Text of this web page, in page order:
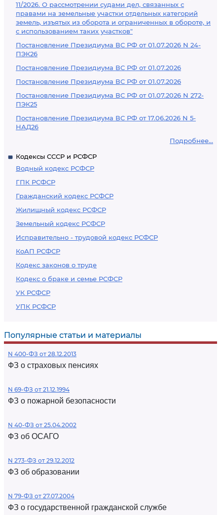
11/2026. О рассмотрении судами дел, связанных с
правами на земельные участки отдельных категорий
земель, изъятых из оборота и ограниченных в обороте, и
с использованием таких участков"
Постановление Президиума ВС РФ от 01.07.2026 N 24-
ПЭК26
Постановление Президиума ВС РФ от 01.07.2026
Постановление Президиума ВС РФ от 01.07.2026
Постановление Президиума ВС РФ от 01.07.2026 N 272-
ПЭК25
Постановление Президиума ВС РФ от 17.06.2026 N 5-
НАД26
Подробнее...
Кодексы СССР и РСФСР
Водный кодекс РСФСР
ГПК РСФСР
Гражданский кодекс РСФСР
Жилищный кодекс РСФСР
Земельный кодекс РСФСР
Исправительно - трудовой кодекс РСФСР
КоАП РСФСР
Кодекс законов о труде
Кодекс о браке и семье РСФСР
УК РСФСР
УПК РСФСР
Популярные статьи и материалы
N 400-ФЗ от 28.12.2013
ФЗ о страховых пенсиях
N 69-ФЗ от 21.12.1994
ФЗ о пожарной безопасности
N 40-ФЗ от 25.04.2002
ФЗ об ОСАГО
N 273-ФЗ от 29.12.2012
ФЗ об образовании
N 79-ФЗ от 27.07.2004
ФЗ о государственной гражданской службе